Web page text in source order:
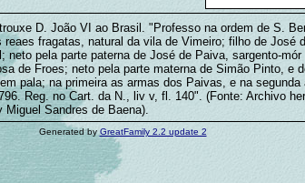
D. João VI ao Brasil. "Professo na ordem de S.
reaes fragatas, natural da vila de Vimeiro; filho de José
neto pela parte paterna de José de Paiva, sargento-mór
de Froes; neto pela parte materna de Simão Pinto, e
pala; na primeira as armas dos Paivas, e na
Reg. no Cart. da N., liv v, fl. 140". (Fonte: Archivo
Sandres de Baena).
Generated by GreatFamily 2.2 update 2